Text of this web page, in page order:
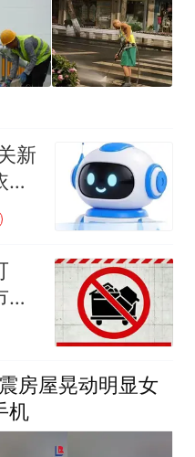
新
来
房屋晃动明显女
机